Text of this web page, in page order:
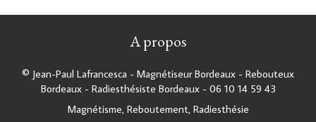
A propos
© Jean-Paul Lafrancesca - Magnétiseur Bordeaux - Rebouteux
Bordeaux - Radiesthésiste Bordeaux - 06 10 14 59 43
Magnétisme, Reboutement, Radiesthésie